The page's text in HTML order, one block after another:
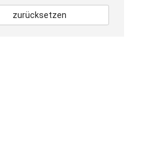
zurücksetzen